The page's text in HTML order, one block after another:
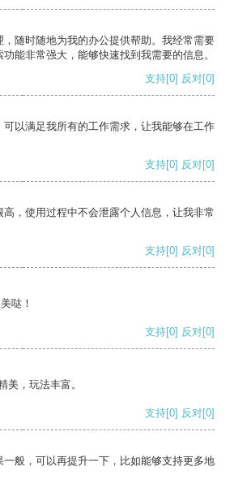
随时随地为我的办公提供帮助。我经常需要
能非常强大，能够快速找到我需要的信息。
支持[0] 反对[0]
以满足我所有的工作需求，让我能够在工作
支持[0] 反对[0]
，使用过程中不会泄露个人信息，让我非常
支持[0] 反对[0]
哒！
支持[0] 反对[0]
美，玩法丰富。
支持[0] 反对[0]
般，可以再提升一下，比如能够支持更多地